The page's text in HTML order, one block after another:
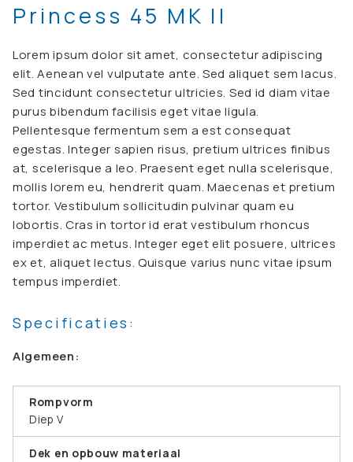
Princess 45 MK II
Lorem ipsum dolor sit amet, consectetur adipiscing
elit. Aenean vel vulputate ante. Sed aliquet sem lacus.
Sed tincidunt consectetur ultricies. Sed id diam vitae
purus bibendum facilisis eget vitae ligula.
Pellentesque fermentum sem a est consequat
egestas. Integer sapien risus, pretium ultrices finibus
at, scelerisque a leo. Praesent eget nulla scelerisque,
mollis lorem eu, hendrerit quam. Maecenas et pretium
tortor. Vestibulum sollicitudin pulvinar quam eu
lobortis. Cras in tortor id erat vestibulum rhoncus
imperdiet ac metus. Integer eget elit posuere, ultrices
ex et, aliquet lectus. Quisque varius nunc vitae ipsum
tempus imperdiet.
Specificaties:
Algemeen:
Rompvorm
Diep V
Dek en opbouw materiaal